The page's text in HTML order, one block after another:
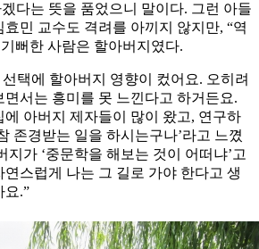
다는 뜻을 품었으니 말이다. 그런 아들
민 교수도 격려를 아끼지 않지만, “역
뻐한 사람은 할아버지였다.
택에 할아버지 영향이 컸어요. 오히려
서는 흥미를 못 느낀다고 하거든요.
에 아버지 제자들이 많이 왔고, 연구하
존경받는 일을 하시는구나’라고 느꼈
지가 ‘중문학을 해보는 것이 어떠냐’고
스럽게 나는 그 길로 가야 한다고 생
요.”